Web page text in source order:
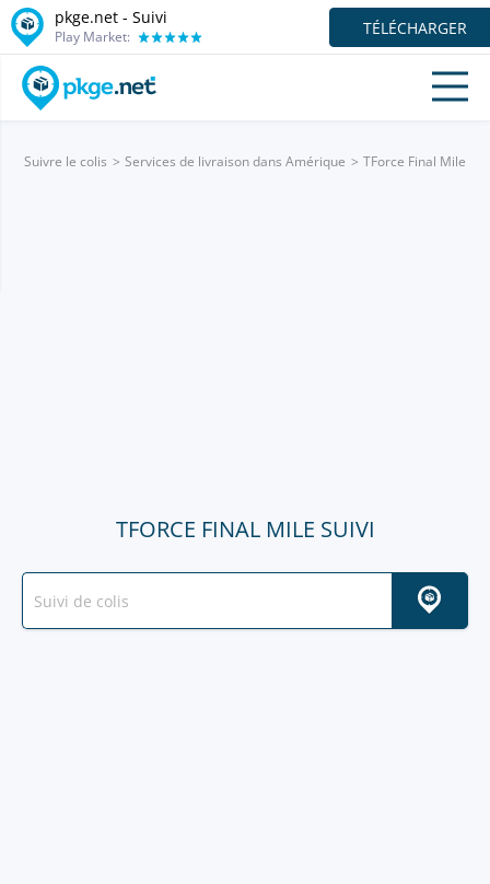
pkge.net - Suivi
Play Market: TÉLÉCHARGER
Suivre le colis Services de livraison dans Amérique TForce Final Mile
TFORCE FINAL MILE SUIVI